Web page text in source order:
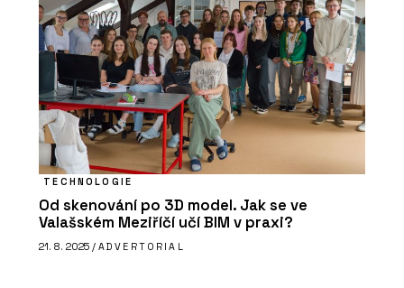
TECHNOLOGIE
Od skenování po 3D model. Jak se ve
Valašském Meziříčí učí BIM v praxi?
21. 8. 2025 / ADVERTORIAL